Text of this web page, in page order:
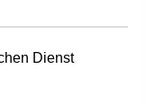
Dienst